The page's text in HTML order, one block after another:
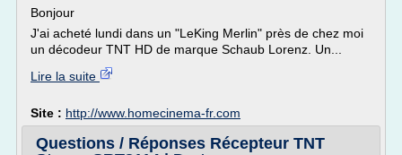
Bonjour
J'ai acheté lundi dans un "LeKing Merlin" près de chez moi
un décodeur TNT HD de marque Schaub Lorenz. Un...
Lire la suite
Site : http://www.homecinema-fr.com
Questions / Réponses Récepteur TNT